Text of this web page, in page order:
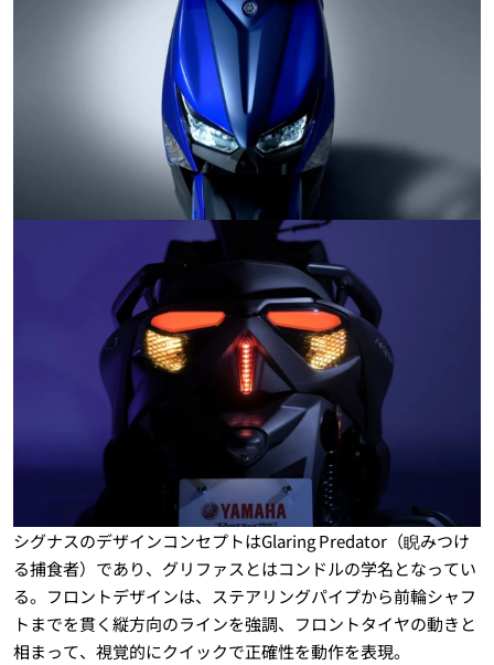
シグナスのデザインコンセプトはGlaring Predator（睨みつけ
る捕食者）であり、グリファスとはコンドルの学名となってい
る。フロントデザインは、ステアリングパイプから前輪シャフ
トまでを貫く縦方向のラインを強調、フロントタイヤの動きと
相まって、視覚的にクイックで正確性を動作を表現。